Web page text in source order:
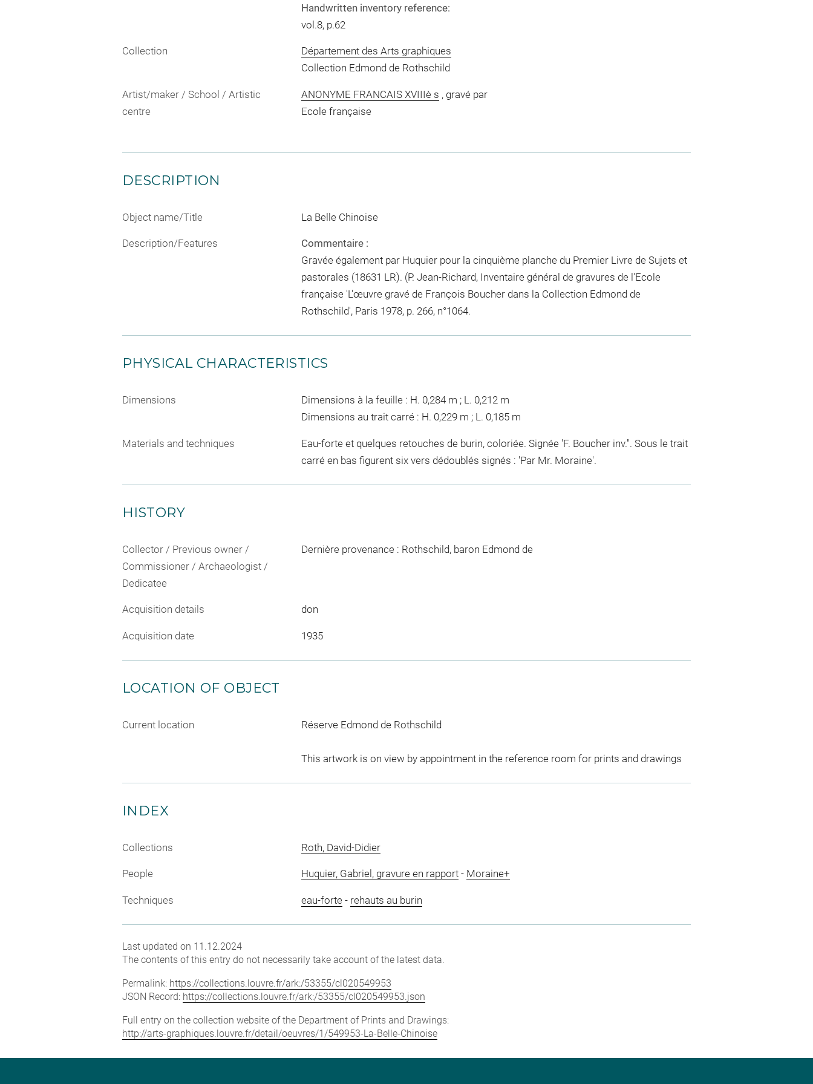
Handwritten inventory reference:
vol.8, p.62
Collection
Département des Arts graphiques
Collection Edmond de Rothschild
Artist/maker / School / Artistic
centre
ANONYME FRANCAIS XVIIIè s , gravé par
Ecole française
DESCRIPTION
Object name/Title La Belle Chinoise
Description/Features
Commentaire :
Gravée également par Huquier pour la cinquième planche du Premier Livre de Sujets et
pastorales (18631 LR). (P. Jean-Richard, Inventaire général de gravures de l'Ecole
française 'L'œuvre gravé de François Boucher dans la Collection Edmond de
Rothschild', Paris 1978, p. 266, n°1064.
PHYSICAL CHARACTERISTICS
Dimensions
Dimensions à la feuille : H. 0,284 m ; L. 0,212 m
Dimensions au trait carré : H. 0,229 m ; L. 0,185 m
Materials and techniques
Eau-forte et quelques retouches de burin, coloriée. Signée 'F. Boucher inv.". Sous le trait
carré en bas figurent six vers dédoublés signés : 'Par Mr. Moraine'.
HISTORY
Collector / Previous owner /
Commissioner / Archaeologist /
Dedicatee
Dernière provenance : Rothschild, baron Edmond de
Acquisition details don
Acquisition date 1935
LOCATION OF OBJECT
Current location Réserve Edmond de Rothschild
This artwork is on view by appointment in the reference room for prints and drawings
INDEX
Collections Roth, David-Didier
People Huquier, Gabriel, gravure en rapport- Moraine+
Techniques eau-forte- rehauts au burin
Last updated on 11.12.2024
The contents of this entry do not necessarily take account of the latest data.
Permalink: https://collections.louvre.fr/ark:/53355/cl020549953
JSON Record: https://collections.louvre.fr/ark:/53355/cl020549953.json
Full entry on the collection website of the Department of Prints and Drawings:
http://arts-graphiques.louvre.fr/detail/oeuvres/1/549953-La-Belle-Chinoise